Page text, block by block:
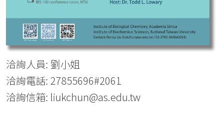
洽詢人員: 劉小姐
洽詢電話: 27855696#2061
洽詢信箱: liukchun@as.edu.tw